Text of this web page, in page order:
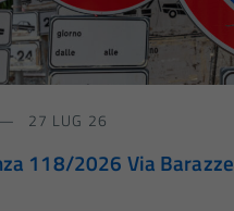
27 LUG 26
118/2026 Via Barazze